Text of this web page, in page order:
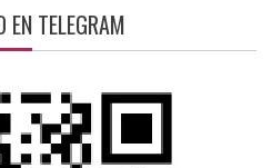
EN TELEGRAM